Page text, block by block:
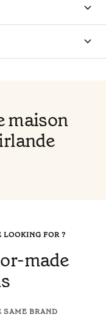
maison
FOR ?
made
SAME BRAND